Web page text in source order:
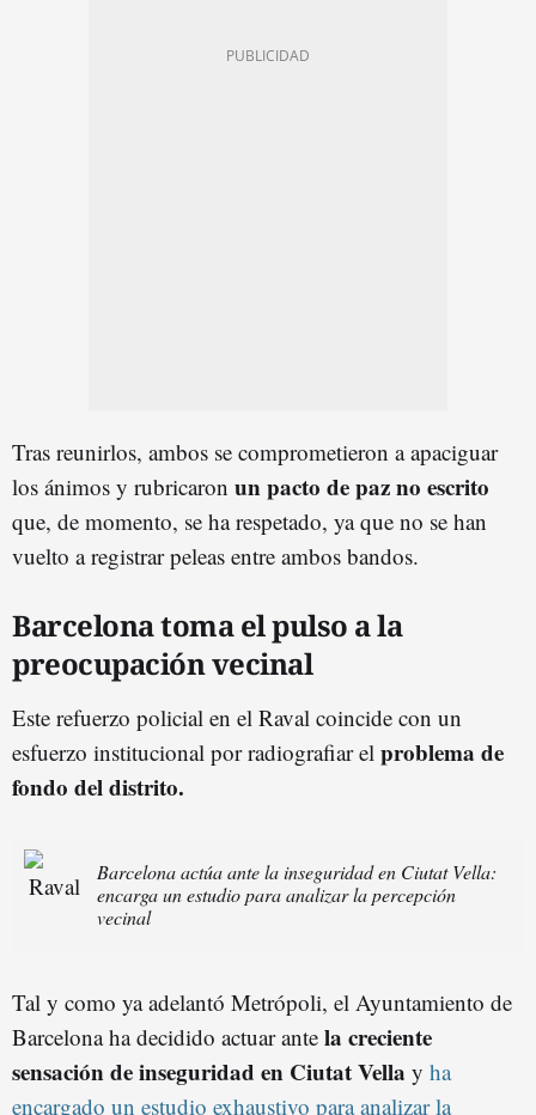
Tras reunirlos, ambos se comprometieron a apaciguar
los ánimos y rubricaron un pacto de paz no escrito
que, de momento, se ha respetado, ya que no se han
vuelto a registrar peleas entre ambos bandos.
Barcelona toma el pulso a la
preocupación vecinal
Este refuerzo policial en el Raval coincide con un
esfuerzo institucional por radiografiar el problema de
fondo del distrito.
Barcelona actúa ante la inseguridad en Ciutat Vella:
encarga un estudio para analizar la percepción
vecinal
Tal y como ya adelantó Metrópoli, el Ayuntamiento de
Barcelona ha decidido actuar ante la creciente
sensación de inseguridad en Ciutat Vella y ha
encargado un estudio exhaustivo para analizar la